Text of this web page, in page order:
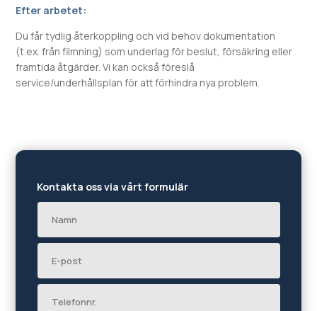
Efter arbetet:
Du får tydlig återkoppling och vid behov dokumentation
(t.ex. från filmning) som underlag för beslut, försäkring eller
framtida åtgärder. Vi kan också föreslå
service/underhållsplan för att förhindra nya problem.
Kontakta oss via vårt formulär